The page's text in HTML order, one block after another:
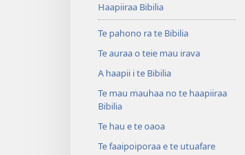
Haapiiraa Bibilia
Te pahono ra te Bibilia
Te auraa o teie mau irava
A haapii i te Bibilia
Te mau mauhaa no te haapiiraa
Bibilia
Te hau e te oaoa
Te faaipoiporaa e te utuafare